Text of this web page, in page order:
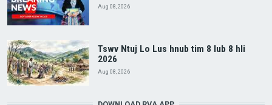
Aug 08, 2026
Tswv Ntuj Lo Lus hnub tim 8 lub 8 hli
2026
Aug 08, 2026